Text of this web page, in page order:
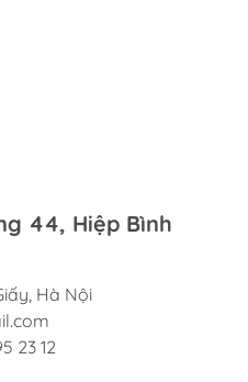
44, Hiệp Bình
Hà Nội
23 12